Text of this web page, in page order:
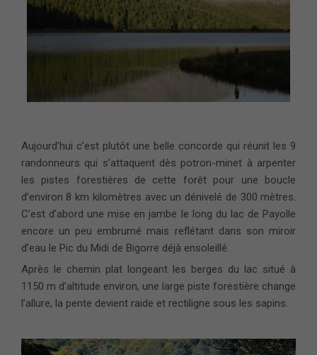
Aujourd’hui c’est plutôt une belle concorde qui réunit les 9
randonneurs qui s’attaquent dès potron-minet à arpenter
les pistes forestières de cette forêt pour une boucle
d’environ 8 km kilomètres avec un dénivelé de 300 mètres.
C’est d’abord une mise en jambe le long du lac de Payolle
encore un peu embrumé mais reflétant dans son miroir
d’eau le Pic du Midi de Bigorre déjà ensoleillé.
Après le chemin plat longeant les berges du lac situé à
1150 m d’altitude environ, une large piste forestière change
l’allure, la pente devient raide et rectiligne sous les sapins.